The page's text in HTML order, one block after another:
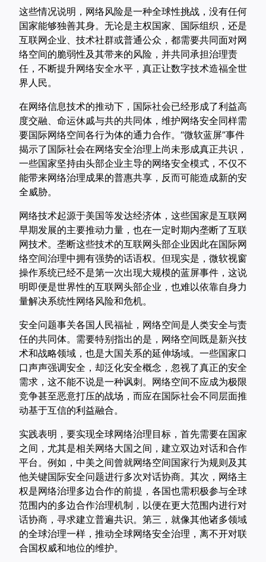
这些情况说明，网络风险是一种全球性挑战，没有任何
国家能够独善其身。无论是主权国家、国际组织，还是
互联网企业、技术社群或普通公众，都需要共同面对网
络空间的脆弱性及其带来的风险，并共同承担治理责
任，不断提升网络安全水平，真正让数字技术造福全世
界人民。
在网络信息技术的推动下，国际社会已经形成了利益高
度交融、命运休戚与共的共同体，维护网络安全同样需
要国际网络空间各行为体的通力合作。“微软蓝屏”事件
揭示了国际社会在网络安全治理上尚未形成真正共识，
一些国家坚持由头部企业主导的网络安全模式，不仅不
能带来网络治理成果的普惠共享，反而可能造成新的安
全威胁。
网络技术起源于美国等发达经济体，这些国家是互联网
早期发展的主要推动力量，也在一定时期内垄断了互联
网技术。垄断这些技术的互联网头部企业因此在国际网
络空间治理中拥有强势的话语权。但现实是，微软视窗
操作系统已经不是第一次出现大规模的蓝屏事件，这说
明即便是世界性的互联网头部企业，也难以依靠自身力
量解决系统性网络风险和危机。
安全问题事关各国人民福祉，网络空间是人类安全与责
任的共同体。需要特别指出的是，网络空间既是新兴技
术和战略领域，也是大国关系的延伸场域。一些国家口
口声声强调安全，却泛化安全概念，忽视了真正的安全
需求，这不能不说是一种讽刺。网络空间不应成为极限
竞争甚至恶意打压的战场，而应在国际社会不同层面推
动基于互信的利益融合。
实践表明，要实现全球网络治理目标，首先需要在国家
之间，尤其是相关网络大国之间，建立双边对话和合作
平台。例如，中美之间曾就网络空间国家行为规则及其
他关键国际安全问题进行多次对话协商。其次，网络主
权是网络治理多边合作的前提，各国也需积极参与全球
范围内的多边合作治理机制，以便在更大范围内进行对
话协商，寻求建立普遍共识。第三，就像其他诸多领域
的全球治理一样，推动全球网络安全治理，离不开对联
合国权威和地位的维护。